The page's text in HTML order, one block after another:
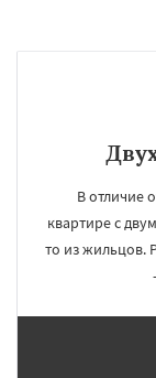
В отличие
квартире с
то из жильцов.